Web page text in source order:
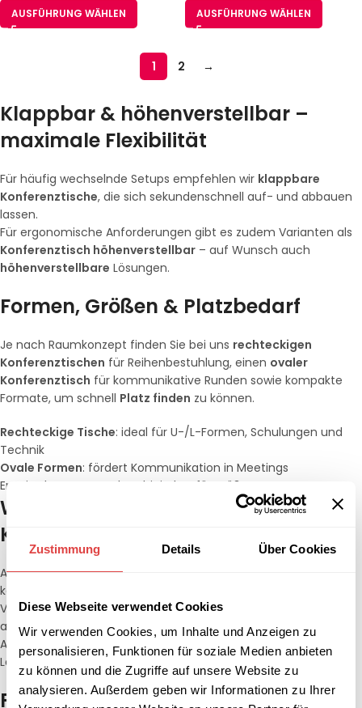
Zustimmung Details Über Cookies
Diese Webseite verwendet Cookies
Wir verwenden Cookies, um Inhalte und Anzeigen zu
personalisieren, Funktionen für soziale Medien anbieten
zu können und die Zugriffe auf unsere Website zu
analysieren. Außerdem geben wir Informationen zu Ihrer
AUSFÜHRUNG WÄHLEN AUSFÜHRUNG WÄHLEN
1 2 →
Klappbar & höhenverstellbar –
maximale Flexibilität
Für häufig wechselnde Setups empfehlen wir klappbare
Konferenztische, die sich sekundenschnell auf- und abbauen
lassen.
Für ergonomische Anforderungen gibt es zudem Varianten als
Konferenztisch höhenverstellbar – auf Wunsch auch
höhenverstellbare Lösungen.
Formen, Größen & Platzbedarf
Je nach Raumkonzept finden Sie bei uns rechteckigen
Konferenztischen für Reihenbestuhlung, einen ovaler
Konferenztisch für kommunikative Runden sowie kompakte
Formate, um schnell Platz finden zu können.
Rechteckige Tische: ideal für U-/L-Formen, Schulungen und
Technik
Ovale Formen: fördert Kommunikation in Meetings
Erweiterbare Setups: kombinierbar für größere Gruppen
Wie viele Personen passen an einen
Konferenztisch?
Als Faustregel: Bei 60–70 cm Tischbreite pro Person entstehen
komfortable Abstände.
Viele Setups eignen sich damit auch für
abhängig von Tischlänge, Bestuhlung und Raumlayout.
Achten Sie darauf, genügend
Tisch Platz
für Unterlagen,
Laptops und Konferenztechnik einzuplanen.
Passende Stühle & hochwertige